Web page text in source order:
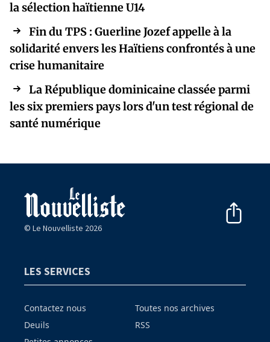
la sélection haïtienne U14
Fin du TPS : Guerline Jozef appelle à la
solidarité envers les Haïtiens confrontés à une
crise humanitaire
La République dominicaine classée parmi
les six premiers pays lors d'un test régional de
santé numérique
© Le Nouvelliste 2026
LES SERVICES
Contactez nous
Deuils
Toutes nos archives
RSS